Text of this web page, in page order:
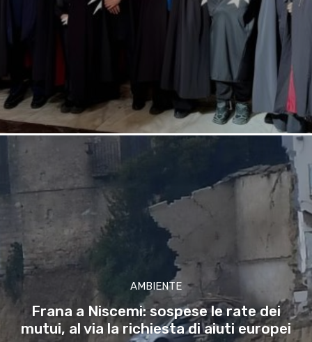
AMBIENTE
Frana a Niscemi: sospese le rate dei
mutui, al via la richiesta di aiuti europei